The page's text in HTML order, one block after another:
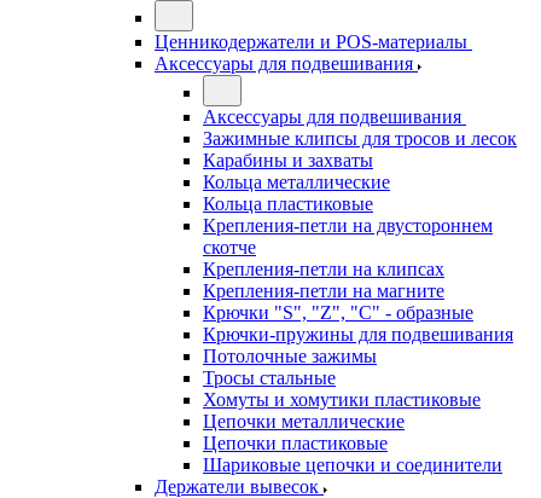
Ценникодержатели и POS-материалы
Аксессуары для подвешивания
Аксессуары для подвешивания
Зажимные клипсы для тросов и лесок
Карабины и захваты
Кольца металлические
Кольца пластиковые
Крепления-петли на двустороннем
скотче
Крепления-петли на клипсах
Крепления-петли на магните
Крючки "S", "Z", "C" - образные
Крючки-пружины для подвешивания
Потолочные зажимы
Тросы стальные
Хомуты и хомутики пластиковые
Цепочки металлические
Цепочки пластиковые
Шариковые цепочки и соединители
Держатели вывесок